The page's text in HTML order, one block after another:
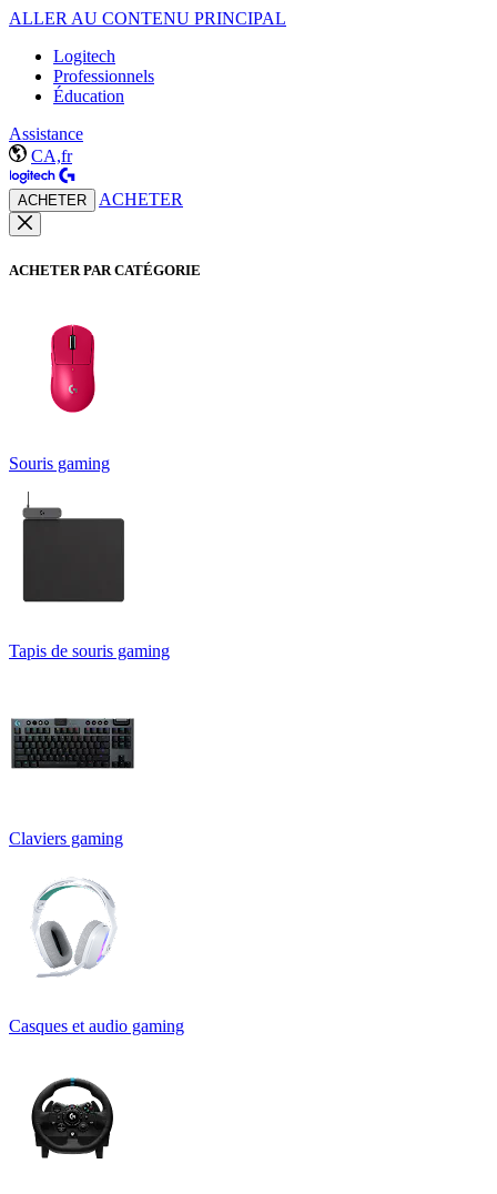
ALLER AU CONTENU PRINCIPAL
Logitech
Professionnels
Éducation
Assistance
CA,fr
ACHETER ACHETER
ACHETER PAR CATÉGORIE
Souris gaming
Tapis de souris gaming
Claviers gaming
Casques et audio gaming